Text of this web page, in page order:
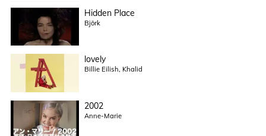
Hidden Place
Björk
lovely
Billie Eilish, Khalid
2002
Anne-Marie